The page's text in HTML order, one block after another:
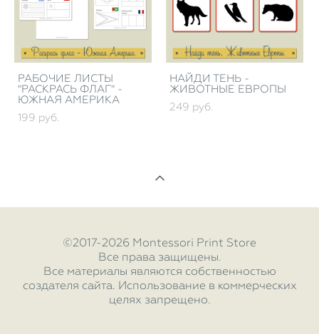
РАБОЧИЕ ЛИСТЫ
"РАСКРАСЬ ФЛАГ" -
ЮЖНАЯ АМЕРИКА
199 pуб.
НАЙДИ ТЕНЬ -
ЖИВОТНЫЕ ЕВРОПЫ
249 pуб.
©2017-2026 Montessori Print Store
Все права защищены.
Все материалы являются собственностью
создателя сайта. Использование в коммерческих
целях запрещено.